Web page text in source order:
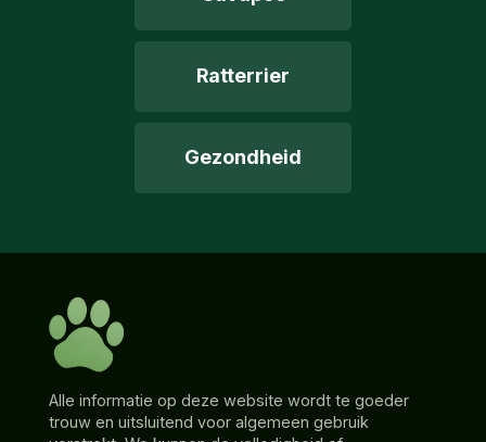
Ratterrier
Gezondheid
Alle informatie op deze website wordt te goeder
trouw en uitsluitend voor algemeen gebruik